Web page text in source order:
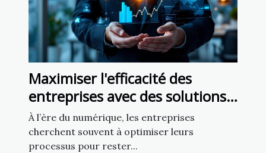
Maximiser l'efficacité des
entreprises avec des solutions
numériques personnalisées
À l’ère du numérique, les entreprises
cherchent souvent à optimiser leurs
processus pour rester...